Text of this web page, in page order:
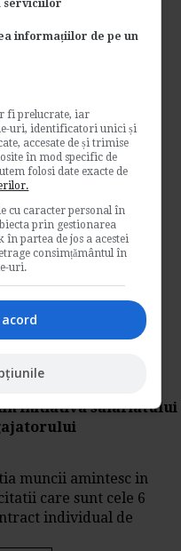
pe Email!
initiativa salariatului
muncii amintesc in
care sunt cele 6
individual de
serviciilor
informațiilor de pe un
fi prelucrate, iar
uri, identificatori unici și
accesate de și trimise
în mod specific de
folosi date exacte de
cu caracter personal în
prin gestionarea
partea de jos a acestei
consimțământul în
uri.